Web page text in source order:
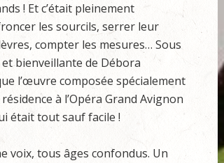
! Et c’était pleinement
les sourcils, serrer leur
compter les mesures… Sous
bienveillante de Débora
l’œuvre composée spécialement
à l’Opéra Grand Avignon
était tout sauf facile !
voix, tous âges confondus. Un